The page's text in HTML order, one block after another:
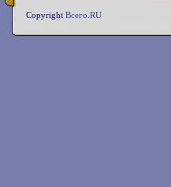
Copyright Всего.RU